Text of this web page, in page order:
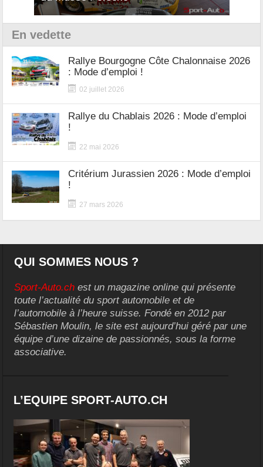
En vedette
Rallye Bourgogne Côte Chalonnaise 2026
: Mode d’emploi !
02 juillet 2026
Rallye du Chablais 2026 : Mode d’emploi
!
22 mai 2026
Critérium Jurassien 2026 : Mode d’emploi
!
27 mars 2026
QUI SOMMES NOUS ?
Sport-Auto.ch est un magazine online qui présente
toute l’actualité du sport automobile et de
l’automobile à l’heure suisse. Fondé en 2012 par
Sébastien Moulin, le site est aujourd’hui géré par une
équipe d’une dizaine de passionnés, sous la forme
associative.
L’EQUIPE SPORT-AUTO.CH